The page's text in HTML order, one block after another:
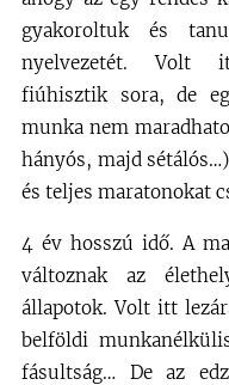
gyakoroltuk és
nyelvezetét. Volt
fiúhisztik sora, de
munka nem
hányós, majd
és teljes maratonokat
4 év hosszú idő. A
változnak az
állapotok. Volt itt
belföldi
fásultság… De az